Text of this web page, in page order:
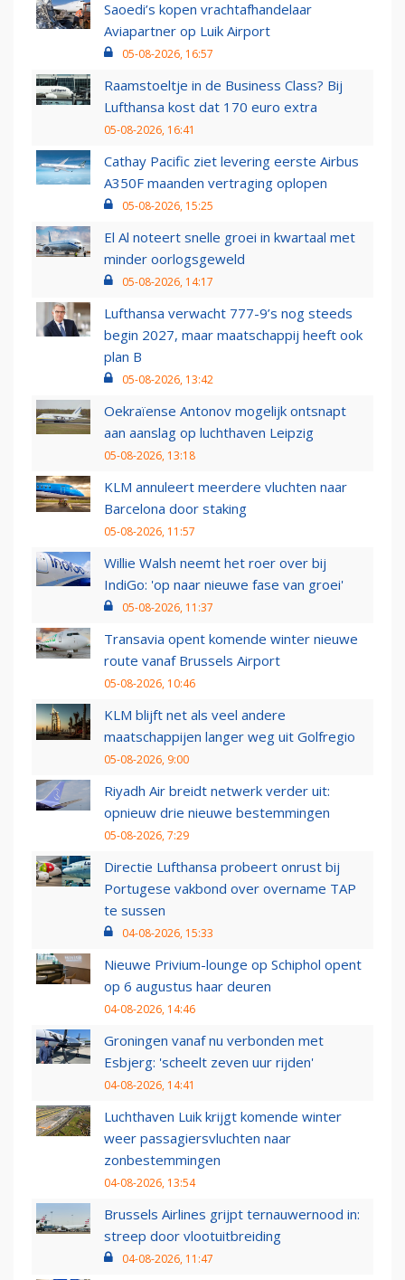
Saoedi’s kopen vrachtafhandelaar
Aviapartner op Luik Airport
05-08-2026, 16:57
Raamstoeltje in de Business Class? Bij
Lufthansa kost dat 170 euro extra
05-08-2026, 16:41
Cathay Pacific ziet levering eerste Airbus
A350F maanden vertraging oplopen
05-08-2026, 15:25
El Al noteert snelle groei in kwartaal met
minder oorlogsgeweld
05-08-2026, 14:17
Lufthansa verwacht 777-9’s nog steeds
begin 2027, maar maatschappij heeft ook
plan B
05-08-2026, 13:42
Oekraïense Antonov mogelijk ontsnapt
aan aanslag op luchthaven Leipzig
05-08-2026, 13:18
KLM annuleert meerdere vluchten naar
Barcelona door staking
05-08-2026, 11:57
Willie Walsh neemt het roer over bij
IndiGo: 'op naar nieuwe fase van groei'
05-08-2026, 11:37
Transavia opent komende winter nieuwe
route vanaf Brussels Airport
05-08-2026, 10:46
KLM blijft net als veel andere
maatschappijen langer weg uit Golfregio
05-08-2026, 9:00
Riyadh Air breidt netwerk verder uit:
opnieuw drie nieuwe bestemmingen
05-08-2026, 7:29
Directie Lufthansa probeert onrust bij
Portugese vakbond over overname TAP
te sussen
04-08-2026, 15:33
Nieuwe Privium-lounge op Schiphol opent
op 6 augustus haar deuren
04-08-2026, 14:46
Groningen vanaf nu verbonden met
Esbjerg: 'scheelt zeven uur rijden'
04-08-2026, 14:41
Luchthaven Luik krijgt komende winter
weer passagiersvluchten naar
zonbestemmingen
04-08-2026, 13:54
Brussels Airlines grijpt ternauwernood in:
streep door vlootuitbreiding
04-08-2026, 11:47